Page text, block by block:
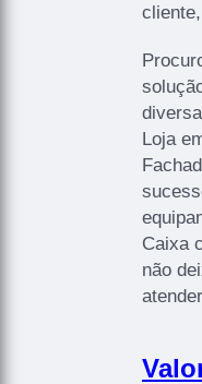
Loja
Caixa
não